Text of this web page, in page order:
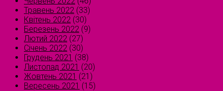
Травень 2022 (33)
Квітень 2022 (30)
Березень 2022 (9)
Лютий 2022 (27)
Січень 2022 (30)
Грудень 2021 (38)
Листопад 2021 (20)
Жовтень 2021 (21)
Вересень 2021 (15)